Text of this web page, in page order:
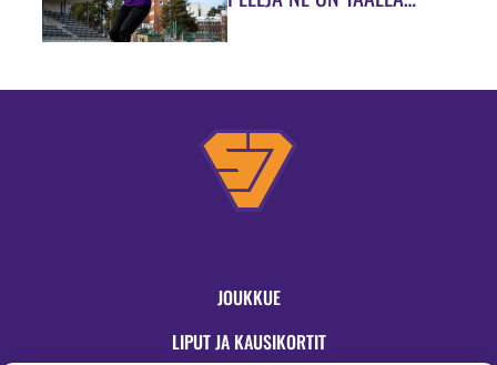
JOUKKUE
LIPUT JA KAUSIKORTIT